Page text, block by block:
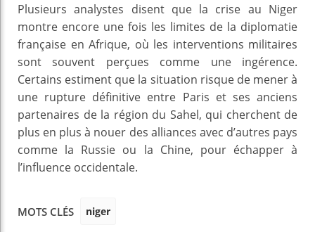
Plusieurs analystes disent que la crise au Niger
montre encore une fois les limites de la diplomatie
française en Afrique, où les interventions militaires
sont souvent perçues comme une ingérence.
Certains estiment que la situation risque de mener à
une rupture définitive entre Paris et ses anciens
partenaires de la région du Sahel, qui cherchent de
plus en plus à nouer des alliances avec d’autres pays
comme la Russie ou la Chine, pour échapper à
l’influence occidentale.
MOTS CLÉS niger